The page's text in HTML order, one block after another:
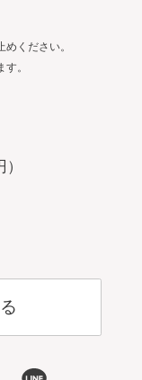
ください。
。